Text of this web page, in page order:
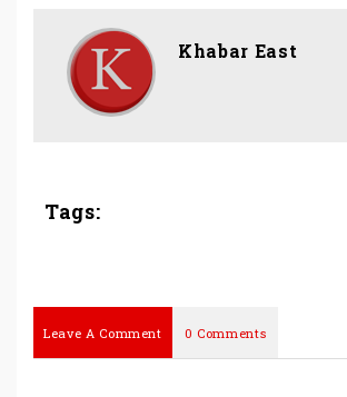
Khabar East
Tags:
Leave A Comment 0 Comments